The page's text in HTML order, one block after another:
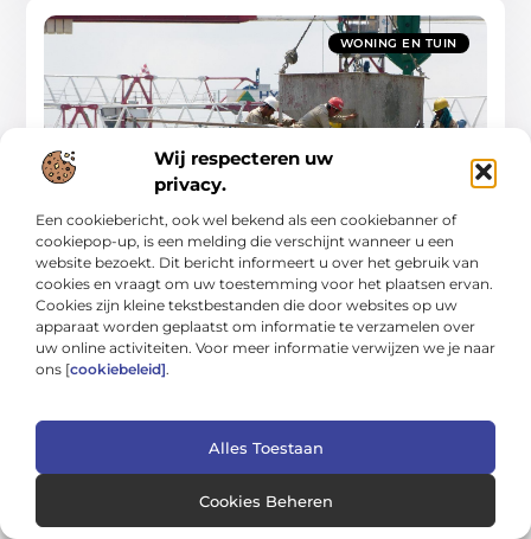
Wij respecteren uw
privacy.
Een cookiebericht, ook wel bekend als een cookiebanner of
cookiepop-up, is een melding die verschijnt wanneer u een
website bezoekt. Dit bericht informeert u over het gebruik van
cookies en vraagt om uw toestemming voor het plaatsen ervan.
Cookies zijn kleine tekstbestanden die door websites op uw
apparaat worden geplaatst om informatie te verzamelen over
uw online activiteiten. Voor meer informatie verwijzen we je naar
ons [cookiebeleid].
Alles Toestaan
Cookies Beheren
WONING EN TUIN
comfortabel wonen
In deze gids leer je hoe je stap voor stap een huis en tuin
creëert die schoon, veilig en comfortabel aanvoelen—zonder
te vervallen in snelle
Woning En Tuin